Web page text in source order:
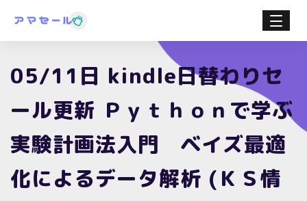
05/11日 kindle日替わりセ
ール更新 Ｐｙｔｈｏｎで学ぶ
実験計画法入門 ベイズ最適
化によるデータ解析 (ＫＳ情